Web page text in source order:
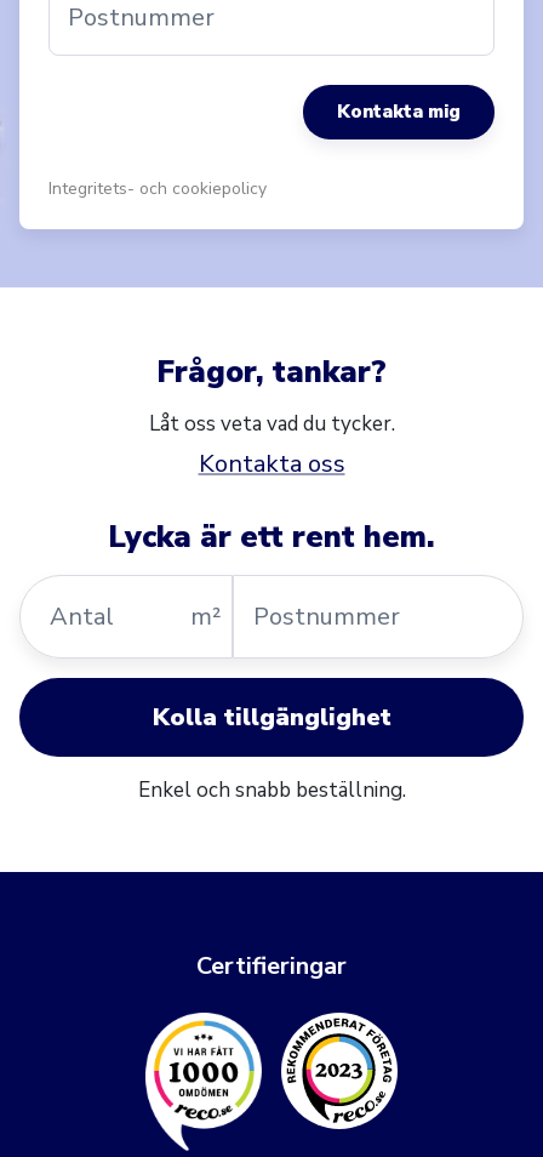
Postnummer
Kontakta mig
Integritets- och cookiepolicy
Frågor, tankar?
Låt oss veta vad du tycker.
Kontakta oss
Lycka är ett rent hem.
Antal
m²
Kolla tillgänglighet
Enkel och snabb beställning.
Certifieringar